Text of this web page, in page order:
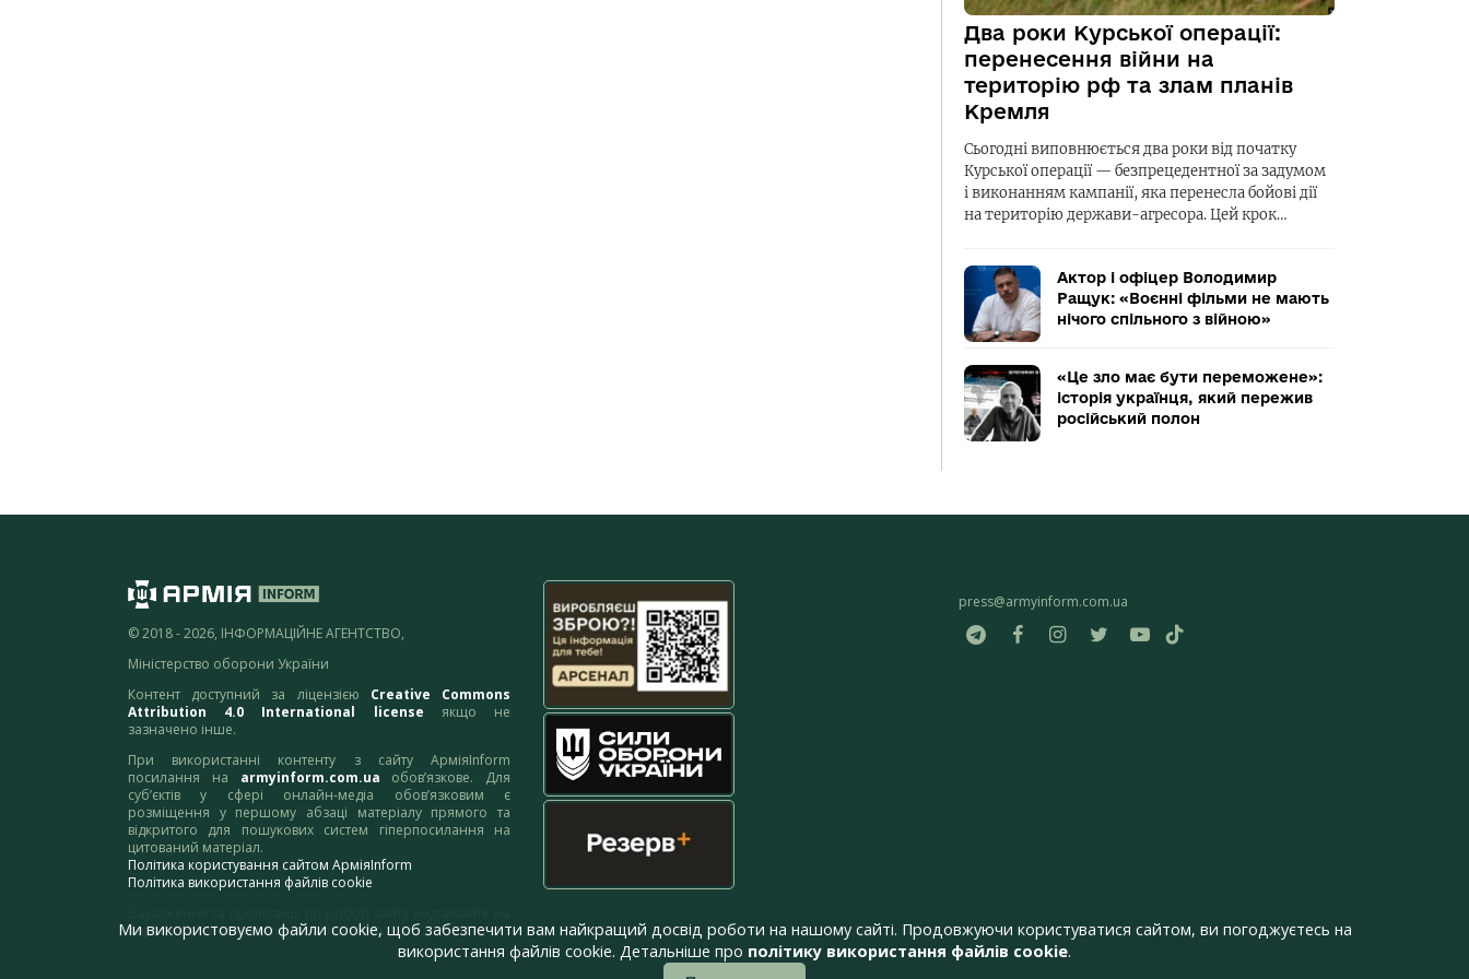
Два роки Курської операції:
перенесення війни на
територію рф та злам планів
Кремля
Сьогодні виповнюється два роки від початку
Курської операції — безпрецедентної за задумом
і виконанням кампанії, яка перенесла бойові дії
на територію держави-агресора. Цей крок…
Актор і офіцер Володимир
Ращук: «Воєнні фільми не мають
нічого спільного з війною»
«Це зло має бути переможене»:
історія українця, який пережив
російський полон
© 2018 - 2026, ІНФОРМАЦІЙНЕ АГЕНТСТВО,
Міністерство оборони України
Контент доступний за ліцензією Creative Commons
Attribution 4.0 International license якщо не
зазначено інше.
При використанні контенту з сайту АрміяInform
посилання на armyinform.com.ua обов’язкове. Для
суб’єктів у сфері онлайн-медіа обов’язковим є
розміщення у першому абзаці матеріалу прямого та
відкритого для пошукових систем гіперпосилання на
цитований матеріал.
Політика користування сайтом АрміяInform
Політика використання файлів cookie
адресу:webmaster@armyinform.com.ua
press@armyinform.com.ua
Ми використовуємо файли cookie, щоб забезпечити вам найкращий досвід роботи на нашому сайті. Продовжуючи користуватися сайтом, ви погоджуєтесь на
використання файлів cookie. Детальніше про політику використання файлів cookie.